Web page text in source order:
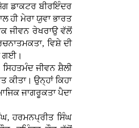
ਡਾਕਟਰ ਬੀਰਇੰਦਰ
ਹੀ ਮੇਰਾ ਯੁਵਾ ਭਾਰਤ
ਜੀਵਨ ਰੇਖਰਾਉ ਵੱਲੋਂ
ਵਿਸ਼ੇ ਦੀ
ਗਈ।
ਜੀਵਨ ਸ਼ੈਲੀ
ਉਨ੍ਹਾਂ ਕਿਹਾ
ਜਾਗਰੂਕਤਾ ਪੈਦਾ
ਹਰਮਨਪ੍ਰੀਤ ਸਿੰਘ